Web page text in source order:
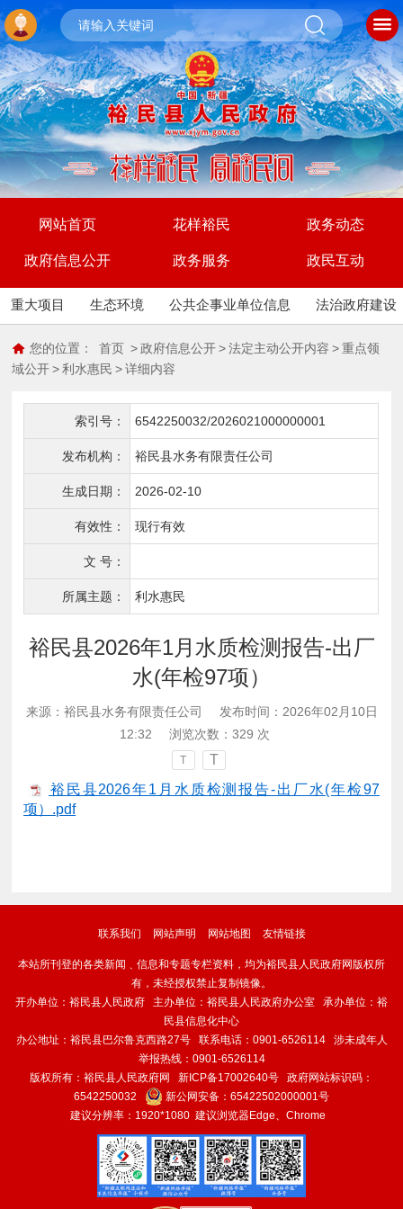
网站首页 花样裕民 政务动态
政府信息公开 政务服务 政民互动
重大项目 生态环境 公共企事业单位信息 法治政府建设
您的位置： 首页 > 政府信息公开 > 法定主动公开内容 > 重点领
域公开 > 利水惠民 > 详细内容
索引号： 6542250032/2026021000000001
发布机构： 裕民县水务有限责任公司
生成日期： 2026-02-10
有效性： 现行有效
文 号：
所属主题： 利水惠民
裕民县2026年1月水质检测报告-出厂
水(年检97项）
来源：裕民县水务有限责任公司
发布时间：2026年02月10日
12:32
浏览次数： 329 次
T
T
裕民县2026年1月水质检测报告-出厂水(年检97
项）.pdf
联系我们 网站声明 网站地图 友情链接
本站所刊登的各类新闻﹑信息和专题专栏资料，均为裕民县人民政府网版权所
有，未经授权禁止复制镜像。
开办单位：裕民县人民政府 主办单位：裕民县人民政府办公室 承办单位：裕
民县信息化中心
办公地址：裕民县巴尔鲁克西路27号 联系电话：0901-6526114 涉未成年人
举报热线：0901-6526114
版权所有：裕民县人民政府网 新ICP备17002640号 政府网站标识码：
6542250032
新公网安备： 65422502000001号
建议分辨率：1920*1080 建议浏览器Edge、Chrome